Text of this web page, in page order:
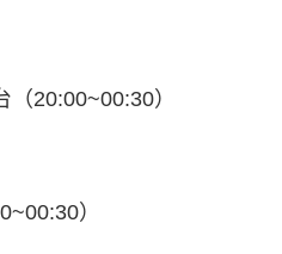
20:00~00:30）
）